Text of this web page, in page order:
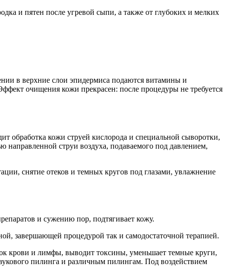
и пятен после угревой сыпи, а также от глубоких и мелких
в верхние слои эпидермиса подаются витамины и
очищения кожи прекрасен: после процедуры не требуется
обработка кожи струей кислорода и специальной сыворотки,
струи воздуха, подаваемого под давлением,
снятие отеков и темных кругов под глазами, увлажнение
и сужению пор, подтягивает кожу.
завершающей процедурой так и самодостаточной терапией.
крови и лимфы, выводит токсины, уменьшает темные круги,
пилинга и различным пилингам. Под воздействием